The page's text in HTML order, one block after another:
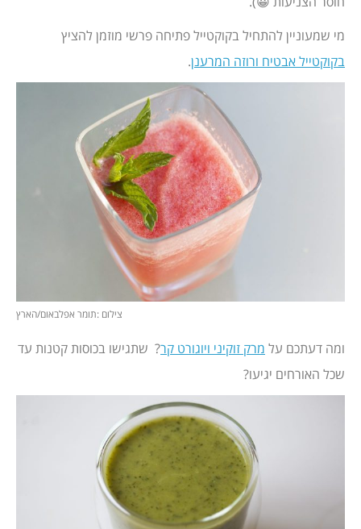
מי שמעוניין להתחיל בקוקטייל פתיחה פרשי מוזמן להציץ
בקוקטייל אבטיח ורוזה המרענן.
צילום :תומר אפלבאום/הארץ
ומה דעתכם על מרק זוקיני ויוגורט קר? שתגישו בכוסות קטנות עד
שכל האורחים יגיעו?